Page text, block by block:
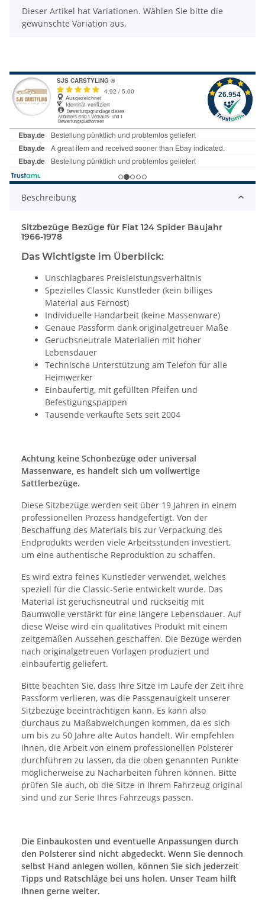
x
Dieser Artikel hat Variationen. Wählen Sie bitte die
gewünschte Variation aus.
Beschreibung
Sitzbezüge Bezüge für Fiat 124 Spider Baujahr
1966-1978
Das Wichtigste im Überblick:
Unschlagbares Preisleistungsverhältnis
Spezielles Classic Kunstleder (kein billiges
Material aus Fernost)
Individuelle Handarbeit (keine Massenware)
Genaue Passform dank originalgetreuer Maße
Geruchsneutrale Materialien mit hoher
Lebensdauer
Technische Unterstützung am Telefon für alle
Heimwerker
Einbaufertig, mit gefüllten Pfeifen und
Befestigungspappen
Tausende verkaufte Sets seit 2004
Achtung keine Schonbezüge oder universal
Massenware, es handelt sich um vollwertige
Sattlerbezüge.
Diese Sitzbezüge werden seit über 19 Jahren in einem
professionellen Prozess handgefertigt. Von der
Beschaffung des Materials bis zur Verpackung des
Endprodukts werden viele Arbeitsstunden investiert,
um eine authentische Reproduktion zu schaffen.
Es wird extra feines Kunstleder verwendet, welches
speziell für die Classic-Serie entwickelt wurde. Das
Material ist geruchsneutral und rückseitig mit
Baumwolle verstärkt für eine längere Lebensdauer. Auf
diese Weise wird ein qualitatives Produkt mit einem
zeitgemäßen Aussehen geschaffen. Die Bezüge werden
nach originalgetreuen Vorlagen produziert und
einbaufertig geliefert.
Bitte beachten Sie, dass Ihre Sitze im Laufe der Zeit ihre
Passform verlieren, was die Passgenauigkeit unserer
Sitzbezüge beeinträchtigen kann. Es kann also
durchaus zu Maßabweichungen kommen, da es sich
um bis zu 50 Jahre alte Autos handelt. Wir empfehlen
Ihnen, die Arbeit von einem professionellen Polsterer
durchführen zu lassen, da die oben genannten Punkte
möglicherweise zu Nacharbeiten führen können. Bitte
prüfen Sie auch, ob die Sitze in Ihrem Fahrzeug original
sind und zur Serie Ihres Fahrzeugs passen.
Die Einbaukosten und eventuelle Anpassungen durch
den Polsterer sind nicht abgedeckt. Wenn Sie dennoch
selbst Hand anlegen wollen, können Sie sich jederzeit
Tipps und Ratschläge bei uns holen. Unser Team hilft
Ihnen gerne weiter.